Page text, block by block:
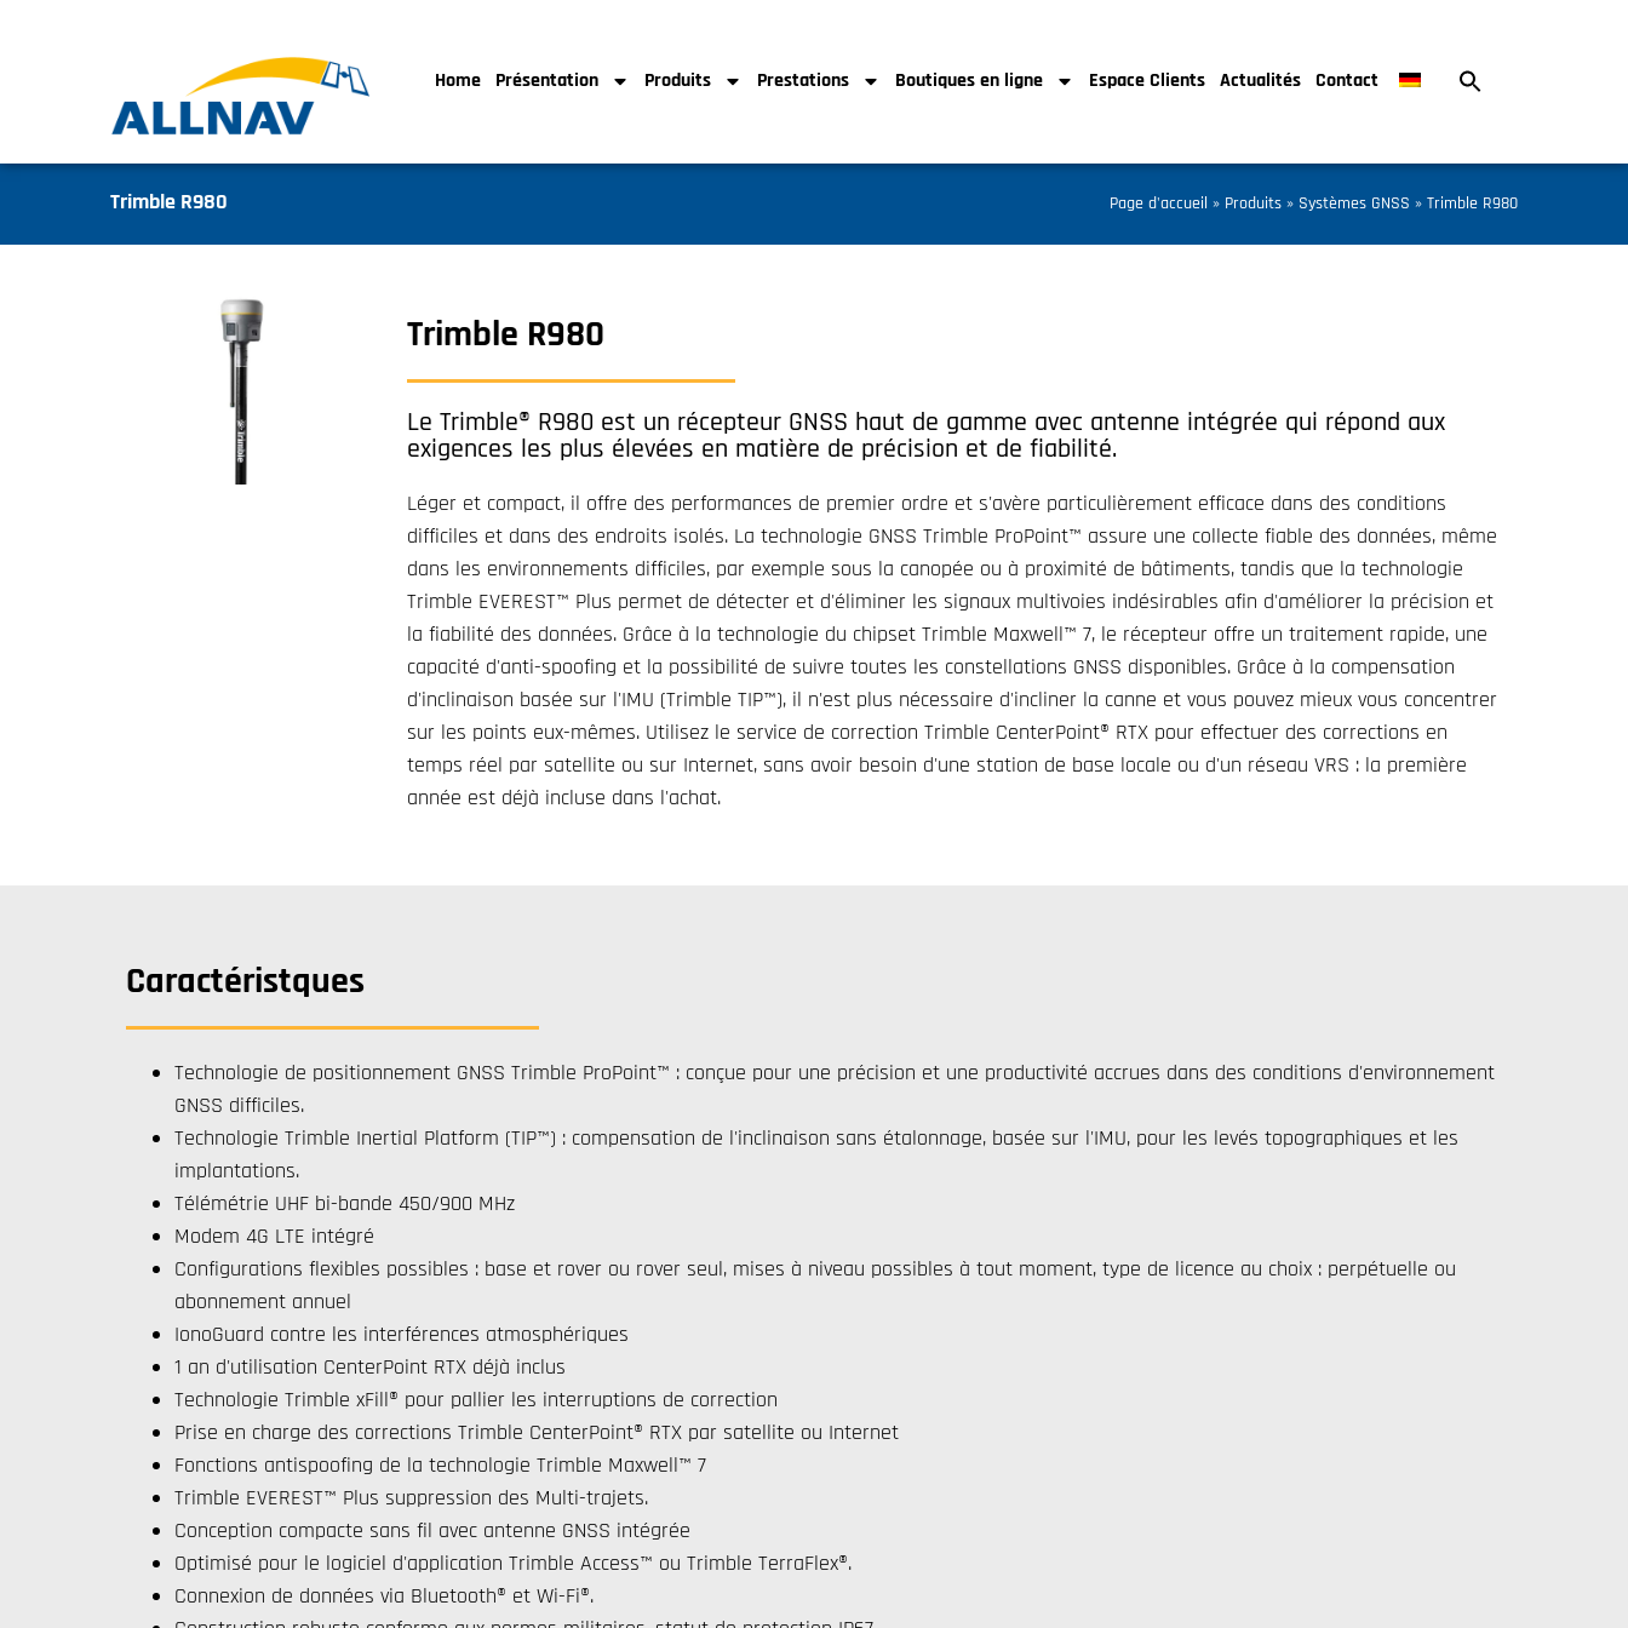
Home Présentation Produits Prestations Boutiques en ligne Espace Clients Actualités Contact
Trimble R980 Page d'accueil » Produits » Systèmes GNSS »Trimble R980
Trimble R980
Le Trimble® R980 est un récepteur GNSS haut de gamme avec antenne intégrée qui répond aux
exigences les plus élevées en matière de précision et de fiabilité.
Léger et compact, il offre des performances de premier ordre et s'avère particulièrement efficace dans des conditions
difficiles et dans des endroits isolés. La technologie GNSS Trimble ProPoint™ assure une collecte fiable des données, même
dans les environnements difficiles, par exemple sous la canopée ou à proximité de bâtiments, tandis que la technologie
Trimble EVEREST™ Plus permet de détecter et d'éliminer les signaux multivoies indésirables afin d'améliorer la précision et
la fiabilité des données. Grâce à la technologie du chipset Trimble Maxwell™ 7, le récepteur offre un traitement rapide, une
capacité d'anti-spoofing et la possibilité de suivre toutes les constellations GNSS disponibles. Grâce à la compensation
d'inclinaison basée sur l'IMU (Trimble TIP™), il n'est plus nécessaire d'incliner la canne et vous pouvez mieux vous concentrer
sur les points eux-mêmes. Utilisez le service de correction Trimble CenterPoint® RTX pour effectuer des corrections en
temps réel par satellite ou sur Internet, sans avoir besoin d'une station de base locale ou d'un réseau VRS : la première
année est déjà incluse dans l'achat.
Caractéristques
Technologie de positionnement GNSS Trimble ProPoint™ : conçue pour une précision et une productivité accrues dans des conditions d'environnement
GNSS difficiles.
Technologie Trimble Inertial Platform (TIP™) : compensation de l'inclinaison sans étalonnage, basée sur l'IMU, pour les levés topographiques et les
implantations.
Télémétrie UHF bi-bande 450/900 MHz
Modem 4G LTE intégré
Configurations flexibles possibles : base et rover ou rover seul, mises à niveau possibles à tout moment, type de licence au choix : perpétuelle ou
abonnement annuel
IonoGuard contre les interférences atmosphériques
1 an d'utilisation CenterPoint RTX déjà inclus
Technologie Trimble xFill® pour pallier les interruptions de correction
Prise en charge des corrections Trimble CenterPoint® RTX par satellite ou Internet
Fonctions antispoofing de la technologie Trimble Maxwell™ 7
Trimble EVEREST™ Plus suppression des Multi-trajets.
Conception compacte sans fil avec antenne GNSS intégrée
Optimisé pour le logiciel d'application Trimble Access™ ou Trimble TerraFlex®.
Connexion de données via Bluetooth® et Wi-Fi®.